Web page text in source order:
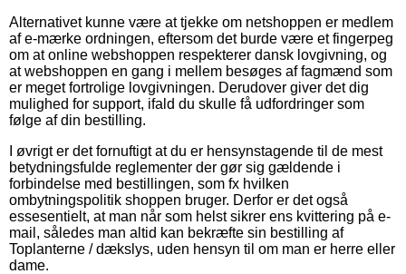
Alternativet kunne være at tjekke om netshoppen er medlem
af e-mærke ordningen, eftersom det burde være et fingerpeg
om at online webshoppen respekterer dansk lovgivning, og
at webshoppen en gang i mellem besøges af fagmænd som
er meget fortrolige lovgivningen. Derudover giver det dig
mulighed for support, ifald du skulle få udfordringer som
følge af din bestilling.
I øvrigt er det fornuftigt at du er hensynstagende til de mest
betydningsfulde reglementer der gør sig gældende i
forbindelse med bestillingen, som fx hvilken
ombytningspolitik shoppen bruger. Derfor er det også
essesentielt, at man når som helst sikrer ens kvittering på e-
mail, således man altid kan bekræfte sin bestilling af
Toplanterne / dækslys, uden hensyn til om man er herre eller
dame.